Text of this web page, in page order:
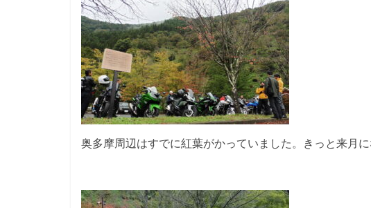
奥多摩周辺はすでに紅葉がかっていました。きっと来月